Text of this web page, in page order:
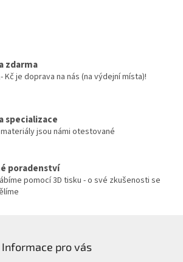
í
k
y
p
i
zdarma
Kč je doprava na nás (na výdejní místa)!
specializace
jsou námi otestované
poradenství
pomocí 3D tisku - o své zkušenosti se
Informace pro vás